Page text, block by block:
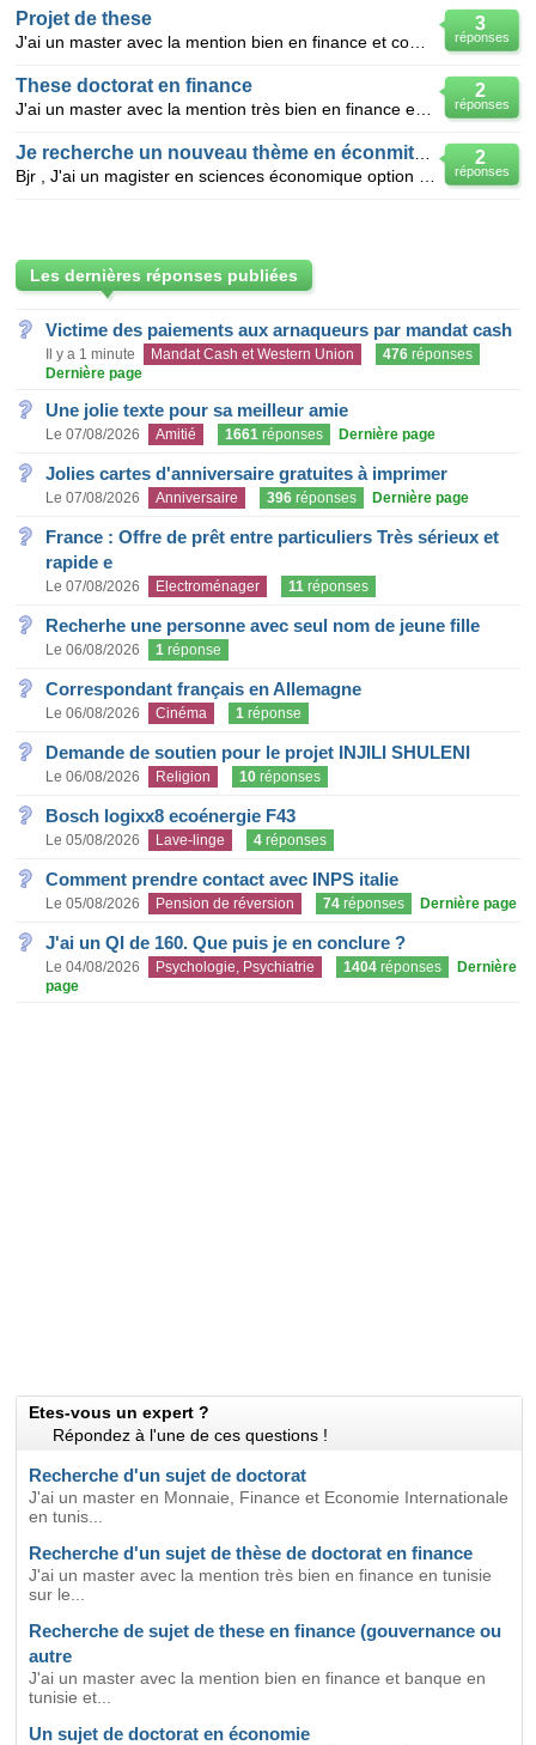
3
réponses
Projet de these
2
réponses
These doctorat en finance
2
réponses
Les dernières réponses publiées
Victime des paiements aux arnaqueurs par mandat cash
Il y a 1 minute Mandat Cash et Western Union 476 réponses
Dernière page
Une jolie texte pour sa meilleur amie
Le 07/08/2026 Amitié 1661 réponses Dernière page
Jolies cartes d'anniversaire gratuites à imprimer
Le 07/08/2026 Anniversaire 396 réponses Dernière page
France : Offre de prêt entre particuliers Très sérieux et
rapide e
Le 07/08/2026 Electroménager 11 réponses
Recherhe une personne avec seul nom de jeune fille
Le 06/08/2026 1 réponse
Correspondant français en Allemagne
Le 06/08/2026 Cinéma 1 réponse
Demande de soutien pour le projet INJILI SHULENI
Le 06/08/2026 Religion 10 réponses
Bosch logixx8 ecoénergie F43
Le 05/08/2026 Lave-linge 4 réponses
Comment prendre contact avec INPS italie
Le 05/08/2026 Pension de réversion 74 réponses Dernière page
J'ai un QI de 160. Que puis je en conclure ?
Le 04/08/2026 Psychologie, Psychiatrie 1404 réponses
Dernière
page
Etes-vous un expert ?
Répondez à l'une de ces questions !
Recherche d'un sujet de doctorat
J'ai un master en Monnaie, Finance et Economie Internationale
en tunis...
Recherche d'un sujet de thèse de doctorat en finance
J'ai un master avec la mention très bien en finance en tunisie
sur le...
Recherche de sujet de these en finance (gouvernance ou
autre
J'ai un master avec la mention bien en finance et banque en
tunisie et...
Un sujet de doctorat en économie